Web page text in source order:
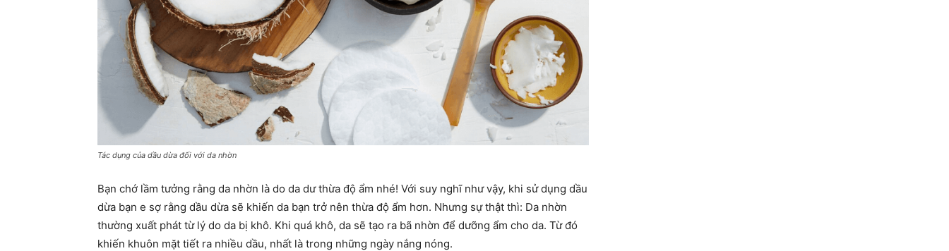
Tác dụng của dầu dừa đối với da nhờn
Bạn chớ lầm tưởng rằng da nhờn là do da dư thừa độ ẩm nhé! Với suy nghĩ như vậy, khi sử dụng dầu
dừa bạn e sợ rằng dầu dừa sẽ khiến da bạn trở nên thừa độ ẩm hơn. Nhưng sự thật thì: Da nhờn
thường xuất phát từ lý do da bị khô. Khi quá khô, da sẽ tạo ra bã nhờn để dưỡng ẩm cho da. Từ đó
khiến khuôn mặt tiết ra nhiều dầu, nhất là trong những ngày nắng nóng.